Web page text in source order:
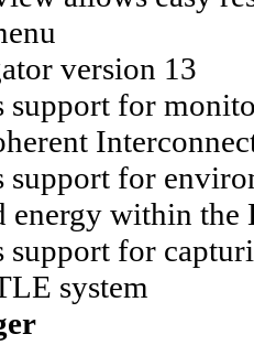
version 13
support for
support for
energy within
support for
system